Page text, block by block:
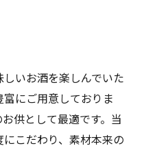
いお酒を楽しんでいた
にご用意しておりま
供として最適です。当
こだわり、素材本来の